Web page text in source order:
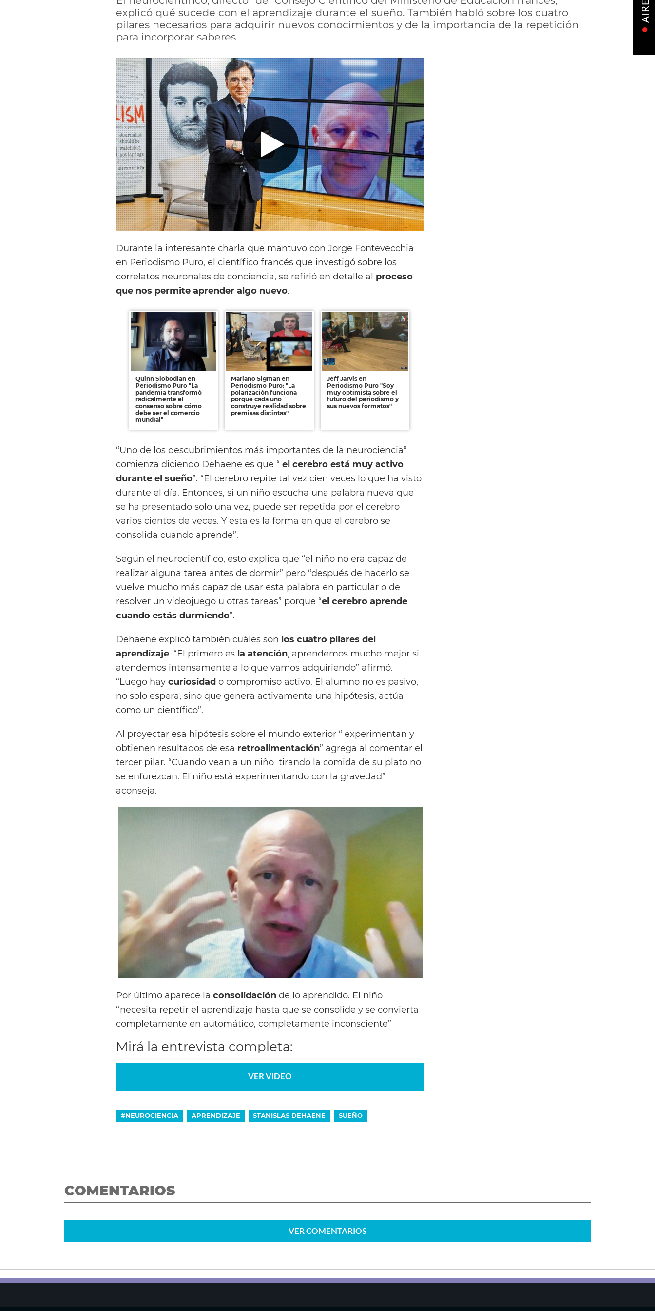
explicó qué sucede con el aprendizaje durante el sueño. También habló sobre los cuatro
pilares necesarios para adquirir nuevos conocimientos y de la importancia de la repetición
para incorporar saberes.
Durante la interesante charla que mantuvo con Jorge Fontevecchia
en Periodismo Puro, el científico francés que investigó sobre los
correlatos neuronales de conciencia, se refirió en detalle al proceso
que nos permite aprender algo nuevo.
Quinn Slobodian en
Periodismo Puro "La
pandemia transformó
radicalmente el
consenso sobre cómo
debe ser el comercio
mundial"
Mariano Sigman en
Periodismo Puro: "La
polarización funciona
porque cada uno
construye realidad sobre
premisas distintas"
Jeff Jarvis en
Periodismo Puro "Soy
muy optimista sobre el
futuro del periodismo y
sus nuevos formatos"
“Uno de los descubrimientos más importantes de la neurociencia”
comienza diciendo Dehaene es que “ el cerebro está muy activo
durante el sueño”. “El cerebro repite tal vez cien veces lo que ha visto
durante el día. Entonces, si un niño escucha una palabra nueva que
se ha presentado solo una vez, puede ser repetida por el cerebro
varios cientos de veces. Y esta es la forma en que el cerebro se
consolida cuando aprende”.
Según el neurocientífico, esto explica que “el niño no era capaz de
realizar alguna tarea antes de dormir” pero “después de hacerlo se
vuelve mucho más capaz de usar esta palabra en particular o de
resolver un videojuego u otras tareas” porque “el cerebro aprende
cuando estás durmiendo”.
Dehaene explicó también cuáles son los cuatro pilares del
aprendizaje. “El primero es la atención, aprendemos mucho mejor si
atendemos intensamente a lo que vamos adquiriendo” afirmó.
“Luego hay curiosidad o compromiso activo. El alumno no es pasivo,
no solo espera, sino que genera activamente una hipótesis, actúa
como un científico”.
Al proyectar esa hipótesis sobre el mundo exterior “ experimentan y
obtienen resultados de esa retroalimentación” agrega al comentar el
tercer pilar. “Cuando vean a un niño tirando la comida de su plato no
se enfurezcan. El niño está experimentando con la gravedad”
aconseja.
Por último aparece la consolidación de lo aprendido. El niño
“necesita repetir el aprendizaje hasta que se consolide y se convierta
completamente en automático, completamente inconsciente”
Mirá la entrevista completa:
VER VIDEO
#NEUROCIENCIA APRENDIZAJE STANISLAS DEHAENE SUEÑO
COMENTARIOS
VERCOMENTARIOS
AIRE